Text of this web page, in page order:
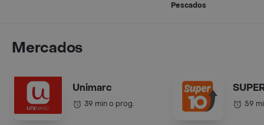
Pescados
Mercados
Unimarc
39 min o prog. 59